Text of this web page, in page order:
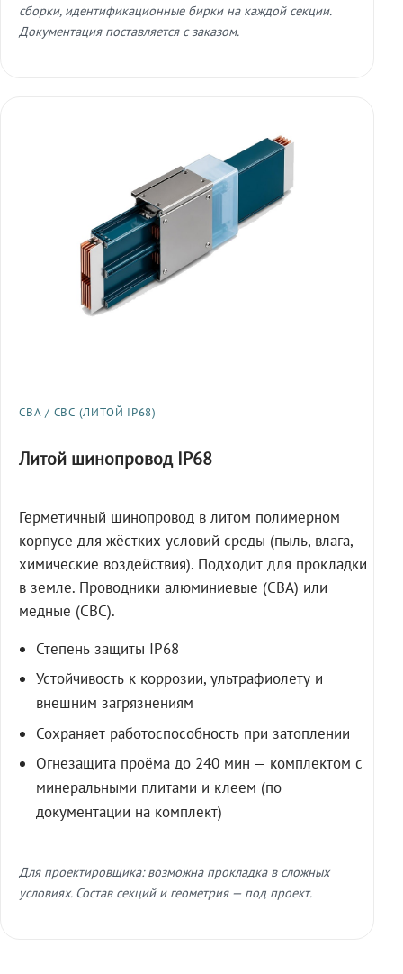
сборки, идентификационные бирки на каждой секции.
Документация поставляется с заказом.
СВА / СВС (ЛИТОЙ IP68)
Литой шинопровод IP68
Герметичный шинопровод в литом полимерном
корпусе для жёстких условий среды (пыль, влага,
химические воздействия). Подходит для прокладки
в земле. Проводники алюминиевые (СВА) или
медные (СВС).
Степень защиты IP68
Устойчивость к коррозии, ультрафиолету и
внешним загрязнениям
Сохраняет работоспособность при затоплении
Огнезащита проёма до 240 мин — комплектом с
минеральными плитами и клеем (по
документации на комплект)
Для проектировщика: возможна прокладка в сложных
условиях. Состав секций и геометрия — под проект.